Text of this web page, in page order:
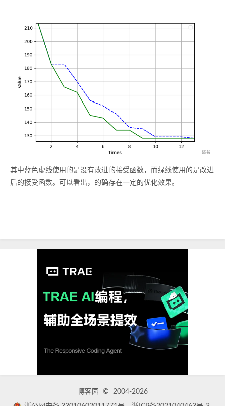
其中蓝色虚线使用的是没有改进的接受函数，而绿线使用的是改进
后的接受函数。可以看出，的确存在一定的优化效果。
博客园 © 2004-2026